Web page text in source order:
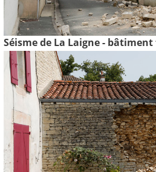
Séisme de La Laigne -